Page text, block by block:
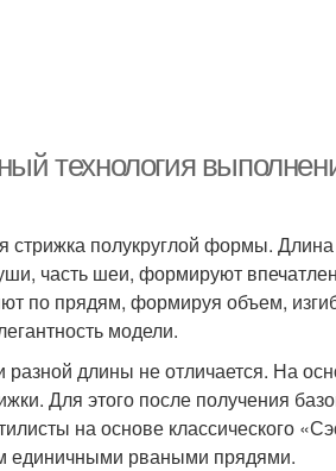
технология
стрижка полукруглой формы.
часть шеи, формируют
по прядям, формируя объем,
модели.
длины не отличается. На
Для этого после получения
на основе классического
единичными рваными прядями.